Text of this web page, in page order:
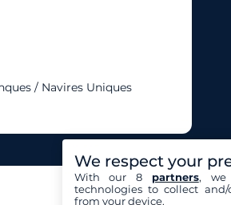
/ Navires Uniques
We respect your
With our 8 partners, we
technologies to collect
from your device.